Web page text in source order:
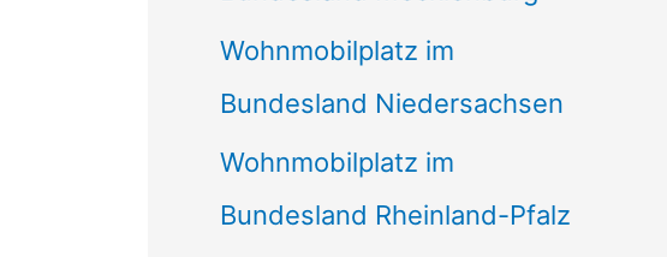
Wohnmobilplatz im
Bundesland Niedersachsen
Wohnmobilplatz im
Bundesland Rheinland-Pfalz